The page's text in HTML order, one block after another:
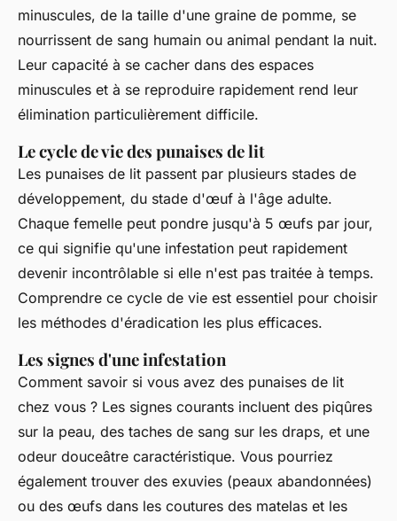
minuscules, de la taille d'une graine de pomme, se
nourrissent de sang humain ou animal pendant la nuit.
Leur capacité à se cacher dans des espaces
minuscules et à se reproduire rapidement rend leur
élimination particulièrement difficile.
Le cycle de vie des punaises de lit
Les punaises de lit passent par plusieurs stades de
développement, du stade d'œuf à l'âge adulte.
Chaque femelle peut pondre jusqu'à 5 œufs par jour,
ce qui signifie qu'une infestation peut rapidement
devenir incontrôlable si elle n'est pas traitée à temps.
Comprendre ce cycle de vie est essentiel pour choisir
les méthodes d'éradication les plus efficaces.
Les signes d'une infestation
Comment savoir si vous avez des punaises de lit
chez vous ? Les signes courants incluent des piqûres
sur la peau, des taches de sang sur les draps, et une
odeur douceâtre caractéristique. Vous pourriez
également trouver des exuvies (peaux abandonnées)
ou des œufs dans les coutures des matelas et les